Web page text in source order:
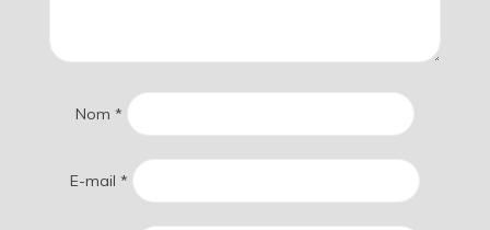
Nom *
E-mail *